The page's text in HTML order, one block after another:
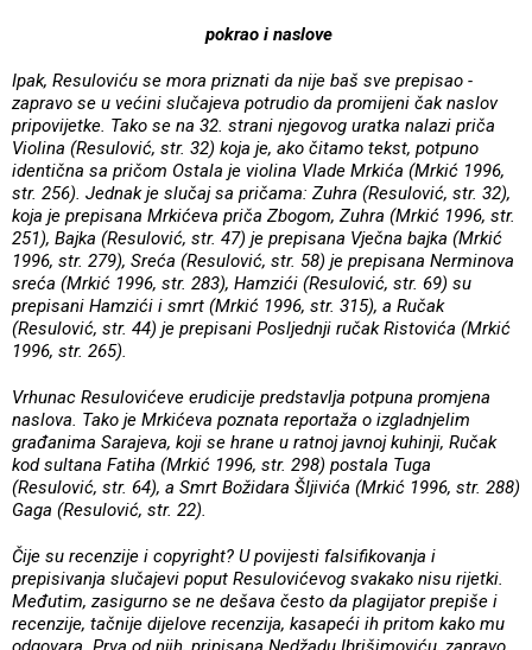
pokrao i naslove
Ipak, Resuloviću se mora priznati da nije baš sve prepisao -
zapravo se u većini slučajeva potrudio da promijeni čak naslov
pripovijetke. Tako se na 32. strani njegovog uratka nalazi priča
Violina (Resulović, str. 32) koja je, ako čitamo tekst, potpuno
identična sa pričom Ostala je violina Vlade Mrkića (Mrkić 1996,
str. 256). Jednak je slučaj sa pričama: Zuhra (Resulović, str. 32),
koja je prepisana Mrkićeva priča Zbogom, Zuhra (Mrkić 1996, str.
251), Bajka (Resulović, str. 47) je prepisana Vječna bajka (Mrkić
1996, str. 279), Sreća (Resulović, str. 58) je prepisana Nerminova
sreća (Mrkić 1996, str. 283), Hamzići (Resulović, str. 69) su
prepisani Hamzići i smrt (Mrkić 1996, str. 315), a Ručak
(Resulović, str. 44) je prepisani Posljednji ručak Ristovića (Mrkić
1996, str. 265).
Vrhunac Resulovićeve erudicije predstavlja potpuna promjena
naslova. Tako je Mrkićeva poznata reportaža o izgladnjelim
građanima Sarajeva, koji se hrane u ratnoj javnoj kuhinji, Ručak
kod sultana Fatiha (Mrkić 1996, str. 298) postala Tuga
(Resulović, str. 64), a Smrt Božidara Šljivića (Mrkić 1996, str. 288)
Gaga (Resulović, str. 22).
Čije su recenzije i copyright? U povijesti falsifikovanja i
prepisivanja slučajevi poput Resulovićevog svakako nisu rijetki.
Međutim, zasigurno se ne dešava često da plagijator prepiše i
recenzije, tačnije dijelove recenzija, kasapeći ih pritom kako mu